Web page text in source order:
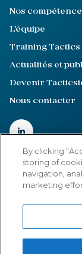
Nos
L'équipe
Training Tactics
Actualités et
Devenir
Nous contacter
©2022-2026Tactics
Mentions légales
By clicking
storing of
navigation,
marketing